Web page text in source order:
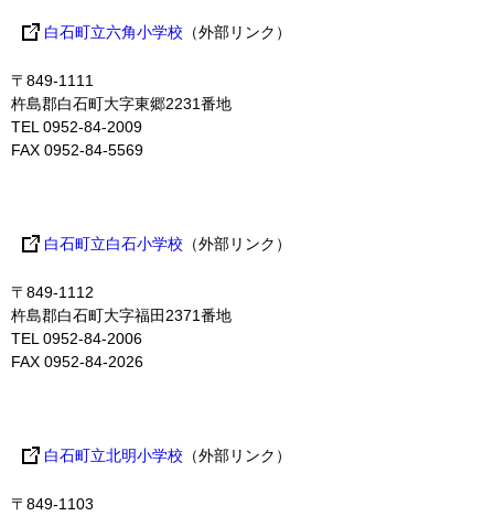
白石町立六角小学校 （外部リンク）
〒849-1111
杵島郡白石町大字東郷2231番地
TEL 0952-84-2009
FAX 0952-84-5569
白石町立白石小学校 （外部リンク）
〒849-1112
杵島郡白石町大字福田2371番地
TEL 0952-84-2006
FAX 0952-84-2026
白石町立北明小学校 （外部リンク）
〒849-1103